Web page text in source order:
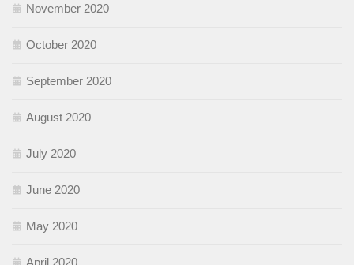
November 2020
October 2020
September 2020
August 2020
July 2020
June 2020
May 2020
April 2020